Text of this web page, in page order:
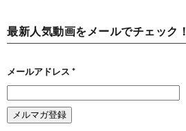
最新人気動画をメールでチェック！
メールアドレス *